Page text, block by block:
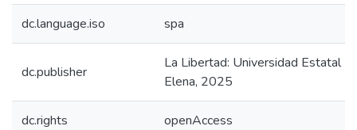
dc.language.iso spa
dc.publisher
La Libertad: Universidad Estatal
Elena, 2025
dc.rights openAccess